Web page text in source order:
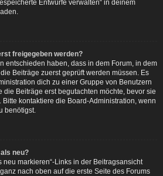
Entwürfe verwalten“ in deinem
freigegeben werden?
entschieden haben, dass in dem Forum, in dem
Beiträge zuerst geprüft werden müssen. Es
dich zu einer Gruppe von Benutzern
die Beiträge erst begutachten möchte, bevor sie
kontaktiere die Board-Administration, wenn
benötigst.
neu?
neu markieren“-Links in der Beitragsansicht
nach oben auf die erste Seite des Forums